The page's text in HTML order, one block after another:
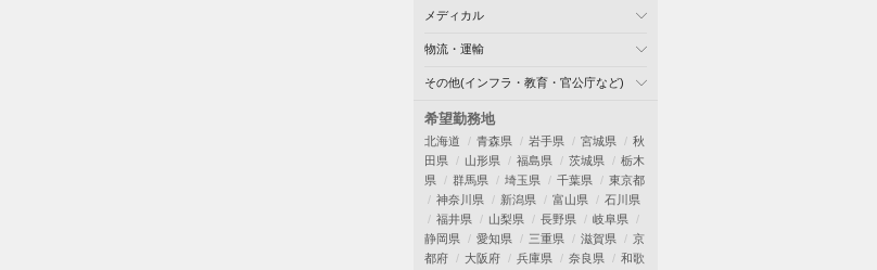
メディカル
物流・運輸
その他(インフラ・教育・官公庁など)
希望勤務地
北海道 青森県 岩手県 宮城県
秋
田県
山形県 福島県 茨城県
栃木
県
群馬県 埼玉県 千葉県
東京都
神奈川県
新潟県 富山県
石川県
福井県
山梨県 長野県
岐阜県
静岡県
愛知県 三重県 滋賀県
京
都府
大阪府 兵庫県 奈良県
和歌